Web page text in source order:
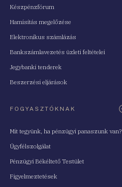
Készpénzfórum
Hamisítás megelőzése
Elektronikus számlázás
Bankszámlavezetés üzleti feltételei
Jegybanki tenderek
Beszerzési eljárások
FOGYASZTÓKNAK
Mit tegyünk, ha pénzügyi panaszunk van?
Ügyfélszolgálat
Pénzügyi Békéltető Testület
Figyelmeztetések